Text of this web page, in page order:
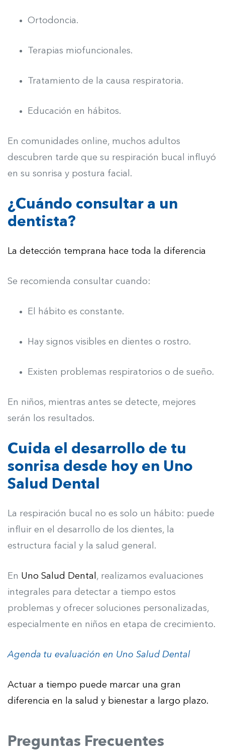
Ortodoncia.
Terapias miofuncionales.
Tratamiento de la causa respiratoria.
Educación en hábitos.
En comunidades online, muchos adultos
descubren tarde que su respiración bucal influyó
en su sonrisa y postura facial.
¿Cuándo consultar a un
dentista?
La detección temprana hace toda la diferencia
Se recomienda consultar cuando:
El hábito es constante.
Hay signos visibles en dientes o rostro.
Existen problemas respiratorios o de sueño.
En niños, mientras antes se detecte, mejores
serán los resultados.
Cuida el desarrollo de tu
sonrisa desde hoy en Uno
Salud Dental
La respiración bucal no es solo un hábito: puede
influir en el desarrollo de los dientes, la
estructura facial y la salud general.
En Uno Salud Dental , realizamos evaluaciones
integrales para detectar a tiempo estos
problemas y ofrecer soluciones personalizadas,
especialmente en niños en etapa de crecimiento.
Agenda tu evaluación en Uno Salud Dental
Actuar a tiempo puede marcar una gran
diferencia en la salud y bienestar a largo plazo.
Preguntas Frecuentes